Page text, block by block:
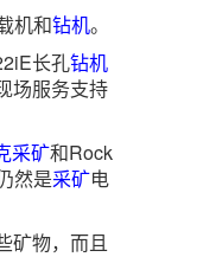
机和钻机。
长孔钻机
场服务支持
采矿和Rock
然是采矿电
矿物，而且